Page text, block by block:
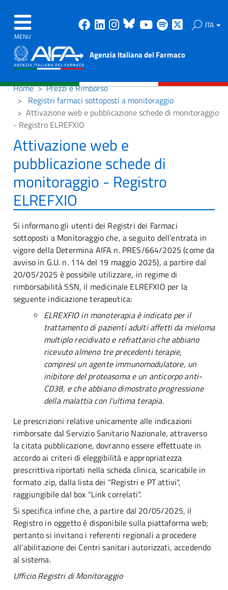
MENU
Facebook
Linkedin
Instagram
Bluesky
Youtube
Spotify ITA
Agenzia Italiana del Farmaco
Home
Prezzi e Rimborso
Registri farmaci sottoposti a monitoraggio
Attivazione web e pubblicazione schede di monitoraggio
- Registro ELREFXIO
Attivazione web e
pubblicazione schede di
monitoraggio - Registro
ELREFXIO
Si informano gli utenti dei Registri dei Farmaci
sottoposti a Monitoraggio che, a seguito dell’entrata in
vigore della Determina AIFA n. PRES/664/2025 (come da
avviso in G.U. n. 114 del 19 maggio 2025), a partire dal
20/05/2025 è possibile utilizzare, in regime di
rimborsabilità SSN, il medicinale ELREFXIO per la
seguente indicazione terapeutica:
ELREXFIO in monoterapia è indicato per il
trattamento di pazienti adulti affetti da mieloma
multiplo recidivato e refrattario che abbiano
ricevuto almeno tre precedenti terapie,
compresi un agente immunomodulatore, un
inibitore del proteasoma e un anticorpo anti-
CD38, e che abbiano dimostrato progressione
della malattia con l’ultima terapia.
Le prescrizioni relative unicamente alle indicazioni
rimborsate dal Servizio Sanitario Nazionale, attraverso
la citata pubblicazione, dovranno essere effettuate in
accordo ai criteri di eleggibilità e appropriatezza
prescrittiva riportati nella scheda clinica, scaricabile in
formato .zip, dalla lista dei "Registri e PT attivi",
raggiungibile dal box “Link correlati”.
Si specifica infine che, a partire dal 20/05/2025, il
Registro in oggetto è disponibile sulla piattaforma web;
pertanto si invitano i referenti regionali a procedere
all’abilitazione dei Centri sanitari autorizzati, accedendo
al sistema.
Ufficio Registri di Monitoraggio